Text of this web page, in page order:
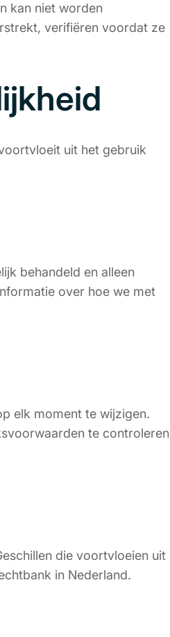
kan niet worden
verifiëren voordat ze
uit het gebruik
behandeld en alleen
over hoe we met
elk moment te wijzigen.
te controleren
die voortvloeien uit
in Nederland.